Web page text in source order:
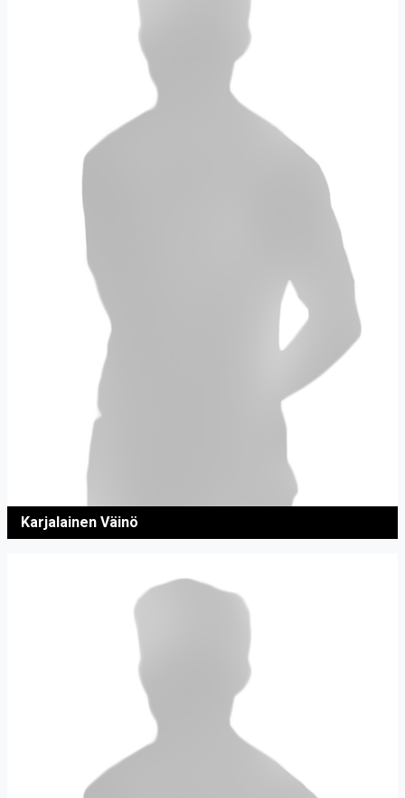
Karjalainen Väinö